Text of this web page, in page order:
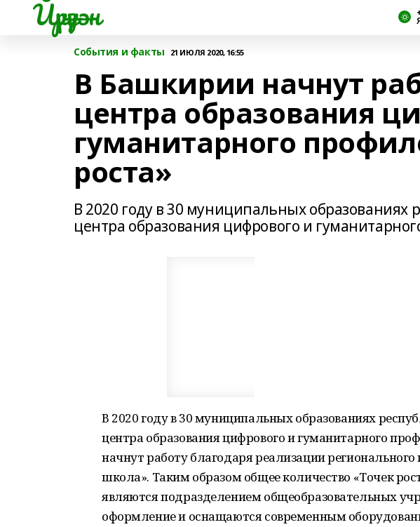
Йүрүҙән
События и факты 21 ИЮЛЯ 2020, 16:55
В Башкирии начнут
центра образования
гуманитарного
роста»
В 2020 году в 30 муниципальных образованиях
центра образования цифрового и
В 2020 году в 30 муниципальных образованиях
центра образования цифрового и гуманитарного
начнут работу благодаря реализации
школа». Таким образом общее количество «Точек
являются подразделением общеобразовательных
оформление и оснащаются современным